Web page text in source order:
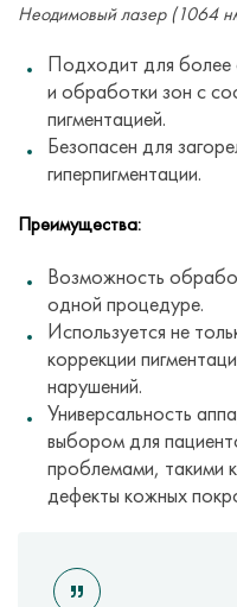
Неодимовый лазер (1064
Подходит для более
и обработки зон с
пигментацией.
Безопасен для
гиперпигментации.
Преимущества:
Возможность
одной процедуре.
Используется не
коррекции
нарушений.
Универсальность
выбором для
проблемами, такими
дефекты кожных